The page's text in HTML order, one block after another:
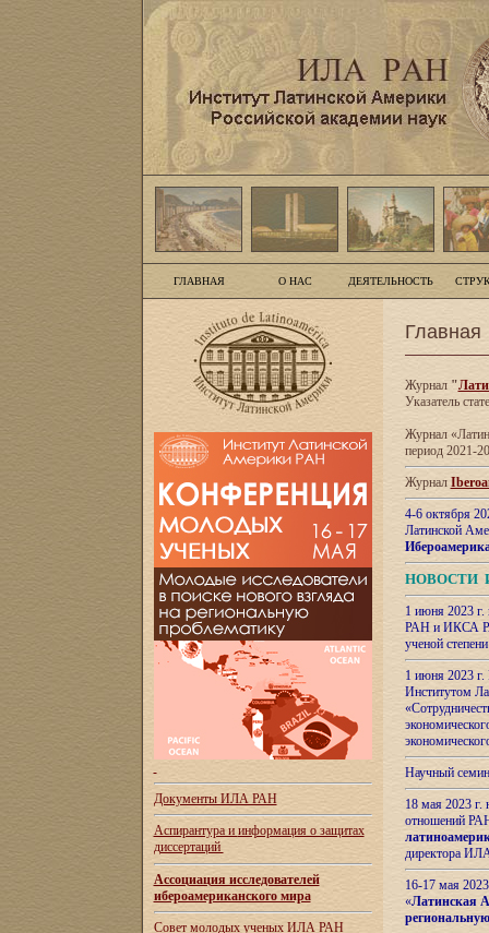
ГЛАВНАЯ О НАС ДЕЯТЕЛЬНОСТЬ
Документы ИЛА РАН
Аспирантура и информация о защитах
диссертаций
Ассоциация исследователей
ибероамериканского мира
Совет молодых ученых ИЛА РАН
Главная
Журнал"
Указатель
Журнал
период 2021-
Журнал
4-6 октября
Латинской
НОВОСТИ
1 июня 2023
РАН и ИКСА
ученой
1 июня 2023
Институтом
Научный
18 мая 2023
отношений
директора
16-17 мая
«Латинская